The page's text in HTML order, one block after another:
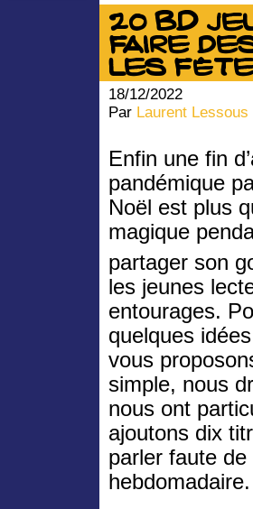
20 BD
faire
les
18/12/2022
Par Laurent Lessous
Enfin une fin
pandémique
Noël est plus
magique
partager son
les jeunes
entourages.
quelques
vous
simple, nous
nous ont
ajoutons dix
parler faute
hebdomadaire.